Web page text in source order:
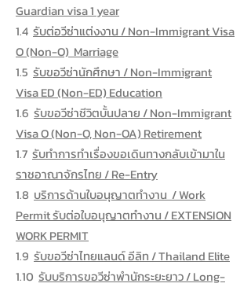
Guardian visa 1 year
1.4 รับต่อวีซ่าแต่งงาน / Non-Immigrant Visa
O (Non-O) Marriage
1.5 รับขอวีซ่านักศึกษา / Non-Immigrant
Visa ED (Non-ED) Education
1.6 รับขอวีซ่าชีวิตบั้นปลาย / Non-Immigrant
Visa O (Non-O, Non-OA) Retirement
1.7 รับทำการทำเรื่องขอเดินทางกลับเข้ามาใน
ราชอาณาจักรไทย / Re-Entry
1.8 บริการด้านใบอนุญาตทำงาน / Work
Permit รับต่อใบอนุญาตทำงาน / EXTENSION
WORK PERMIT
1.9 รับขอวีซ่าไทยแลนด์ อีลิท / Thailand Elite
1.10 รับบริการขอวีซ่าพำนักระยะยาว / Long-